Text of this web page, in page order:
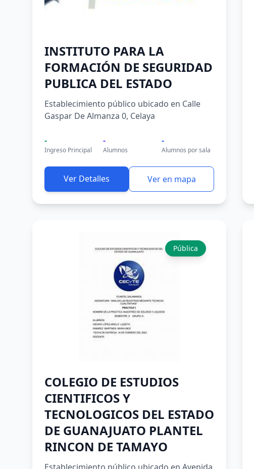
INSTITUTO PARA LA
FORMACIÓN DE SEGURIDAD
PUBLICA DEL ESTADO
Establecimiento público ubicado en Calle
Gaspar De Almanza 0, Celaya
-
Ingreso Principal
-
Alumnos
-
Alumnos por sala
Ver Detalles Ver en mapa
Pública
COLEGIO DE ESTUDIOS
CIENTIFICOS Y
TECNOLOGICOS DEL ESTADO
DE GUANAJUATO PLANTEL
RINCON DE TAMAYO